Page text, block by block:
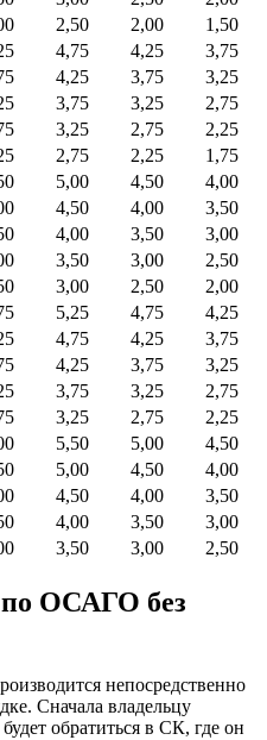
2,50 2,00 1,50
4,75 4,25
3,75
4,25 3,75
3,25
3,75 3,25
2,75
3,25 2,75
2,25
2,75 2,25 1,75
5,00 4,50
4,00
4,50 4,00
3,50
4,00 3,50
3,00
3,50 3,00
2,50
3,00 2,50 2,00
5,25 4,75
4,25
4,75 4,25
3,75
4,25 3,75
3,25
3,75 3,25
2,75
3,25 2,75 2,25
5,50 5,00
4,50
5,00 4,50
4,00
4,50 4,00
3,50
4,00 3,50
3,00
3,50 3,00 2,50
ОСАГО без
непосредственно
Сначала владельцу
обратиться в СК, где он